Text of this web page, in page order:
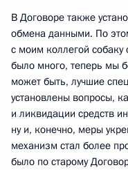
В Договоре также
обмена данными. По
с моим коллегой собаку
было много, теперь мы
может быть, лучшие
установлены вопросы,
и ликвидации средств
ну и, конечно, меры
механизм стал более
было по старому